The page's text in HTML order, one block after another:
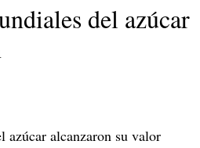
del azúcar
azúcar alcanzaron su valor